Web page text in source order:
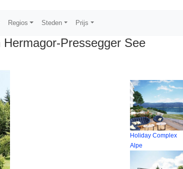
Regios Steden Prijs
Hermagor-Pressegger See
Holiday Complex
Alpe